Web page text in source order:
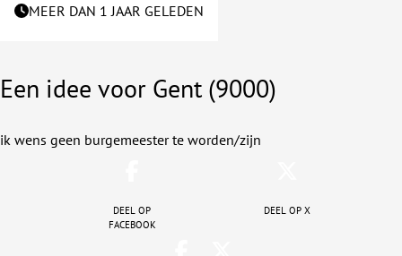
MEER DAN 1 JAAR GELEDEN
Een idee voor Gent (9000)
ik wens geen burgemeester te worden/zijn
Deel op
facebook
Deel op X